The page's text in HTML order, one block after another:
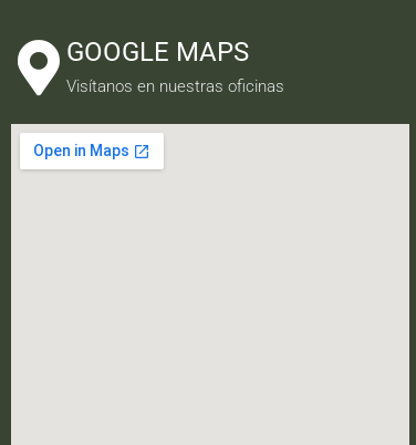
GOOGLE MAPS
Visítanos en nuestras oficinas